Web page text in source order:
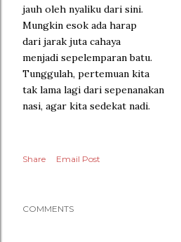
jauh oleh nyaliku dari sini.
Mungkin esok ada harap
dari jarak juta cahaya
menjadi sepelemparan batu.
Tunggulah, pertemuan kita
tak lama lagi dari sepenanakan
nasi, agar kita sedekat nadi.
Share Email Post
COMMENTS